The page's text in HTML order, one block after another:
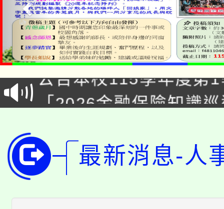
淨零綠領人才培育課程
公告本校115學年度第
代理(課)教師甄選結果
「2026金融保險知識
生本土語及新住民語歌
公告本校115學年度第
代理(課)教師甄選結果(
公告本校115學年度第
代理(課)教師甄選結果(
轉知中國文化大學推廣
最新消息-人